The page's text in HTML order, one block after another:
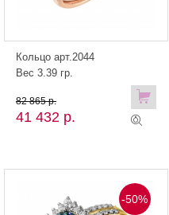
Кольцо арт.2044
Вес 3.39 гр.
41 432 р.
82 865 р.
-50%